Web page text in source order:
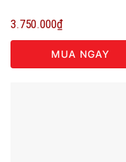
3.750.000₫
MUA NGAY